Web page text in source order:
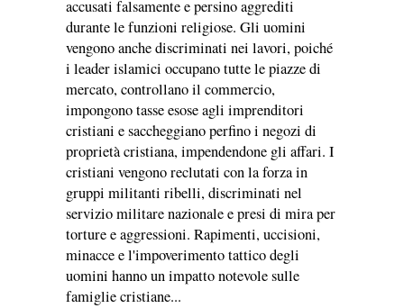
accusati falsamente e persino aggrediti
durante le funzioni religiose. Gli uomini
vengono anche discriminati nei lavori, poiché
i leader islamici occupano tutte le piazze di
mercato, controllano il commercio,
impongono tasse esose agli imprenditori
cristiani e saccheggiano perfino i negozi di
proprietà cristiana, impendendone gli affari. I ​​
cristiani vengono reclutati con la forza in
gruppi militanti ribelli, discriminati nel
servizio militare nazionale e presi di mira per
torture e aggressioni. Rapimenti, uccisioni,
minacce e l'impoverimento tattico degli
uomini hanno un impatto notevole sulle
famiglie cristiane...